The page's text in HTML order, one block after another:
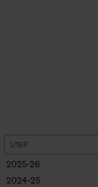
2025-26
2024-25